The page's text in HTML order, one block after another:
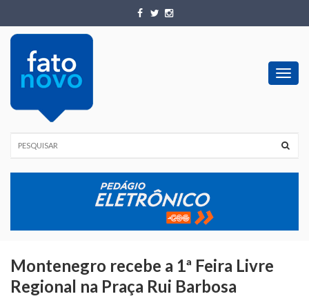
Montenegro recebe a 1ª Feira Livre
Regional na Praça Rui Barbosa